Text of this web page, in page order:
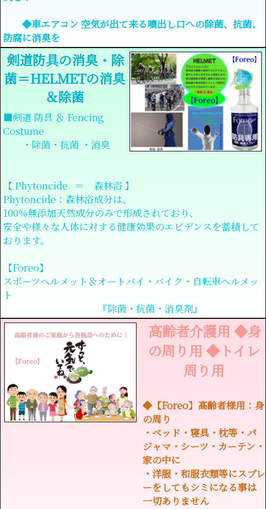
◆車エアコン 空気が出て来る噴出し口への除菌、抗菌、
防腐に消臭を
剣道防具の消臭・除
菌＝HELMETの消臭
＆除菌
■剣道 防具 ＆ Fencing
Costume
・除菌・抗菌 ・消臭
【 Phytoncide ＝ 森林浴 】
Phytoncide：森林浴成分は、
100％無添加天然成分のみで形成されており、
安全や様々な人体に対する健康効果のエビデンスを蓄積して
おります。
【Foreo】
スポーツヘルメット＆オートバイ・バイク・自転車ヘルメッ
ト
『除菌・抗菌・消臭剤』
高齢者介護用 ◆身
の周り用 ◆トイレ
周り用
◆【Foreo】高齢者様用：身
の周り
・ベッド・寝具・枕等・パ
ジャマ・シーツ・カーテン・
家の中に
・洋服・和服衣類等にスプレ
ーをしてもシミになる事は
一切ありません